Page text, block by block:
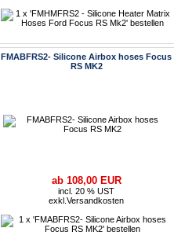
FMABFRS2- Silicone Airbox hoses Focus
RS MK2
ab 108,00 EUR
incl. 20 % UST
exkl. Versandkosten